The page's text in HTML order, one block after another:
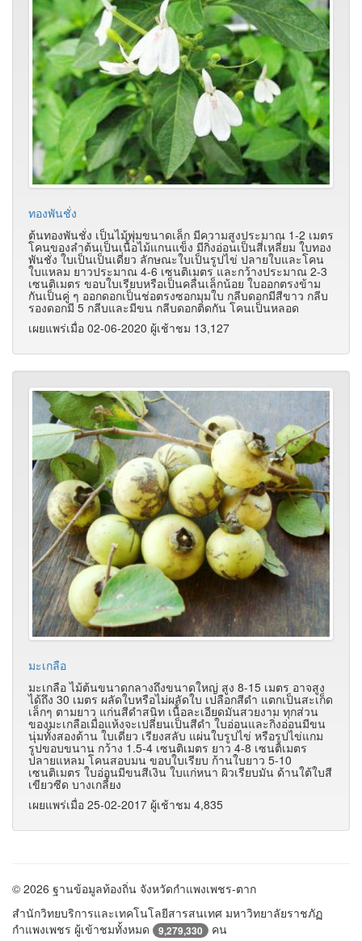
ทองพันชั่ง
ต้นทองพันชั่ง เป็นไม้พุ่มขนาดเล็ก มีความสูงประมาณ 1-2 เมตร
โคนของลำต้นเป็นเนื้อไม้แกนแข็ง มีกิ่งอ่อนเป็นสี่เหลี่ยม ใบทอง
พันชั่ง ใบเป็นเป็นเดี่ยว ลักษณะใบเป็นรูปไข่ ปลายใบและโคน
ใบแหลม ยาวประมาณ 4-6 เซนติเมตร และกว้างประมาณ 2-3
เซนติเมตร ขอบใบเรียบหรือเป็นคลื่นเล็กน้อย ใบออกตรงข้าม
กันเป็นคู่ ๆ ออกดอกเป็นช่อตรงซอกมุมใบ กลีบดอกมีสีขาว กลีบ
รองดอกมี 5 กลีบและมีขน กลีบดอกติดกัน โคนเป็นหลอด
เผยแพร่เมื่อ 02-06-2020 ผู้เช้าชม 13,127
มะเกลือ
มะเกลือ ไม้ต้นขนาดกลางถึงขนาดใหญ่ สูง 8-15 เมตร อาจสูง
ได้ถึง 30 เมตร ผลัดใบหรือไม่ผลัดใบ เปลือกสีดำ แตกเป็นสะเก็ด
เล็กๆ ตามยาว แก่นสีดำสนิท เนื้อละเอียดมันสวยงาม ทุกส่วน
ของมะเกลือเมื่อแห้งจะเปลี่ยนเป็นสีดำ ใบอ่อนและกิ่งอ่อนมีขน
นุ่มทั้งสองด้าน ใบเดี่ยว เรียงสลับ แผ่นใบรูปไข่ หรือรูปไข่แกม
รูปขอบขนาน กว้าง 1.5-4 เซนติเมตร ยาว 4-8 เซนติเมตร
ปลายแหลม โคนสอบมน ขอบใบเรียบ ก้านใบยาว 5-10
เซนติเมตร ใบอ่อนมีขนสีเงิน ใบแก่หนา ผิวเรียบมัน ด้านใต้ใบสี
เขียวซีด บางเกลี้ยง
เผยแพร่เมื่อ 25-02-2017 ผู้เช้าชม 4,835
© 2026 ฐานข้อมูลท้องถิ่น จังหวัดกำแพงเพชร-ตาก
สำนักวิทยบริการและเทคโนโลยีสารสนเทศ มหาวิทยาลัยราชภัฏ
กำแพงเพชร ผู้เข้าชมทั้งหมด
9,279,330 คน